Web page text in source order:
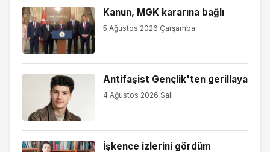
Kanun, MGK kararına bağlı
5 Ağustos 2026 Çarşamba
Antifaşist Gençlik'ten gerillaya
4 Ağustos 2026 Salı
İşkence izlerini gördüm